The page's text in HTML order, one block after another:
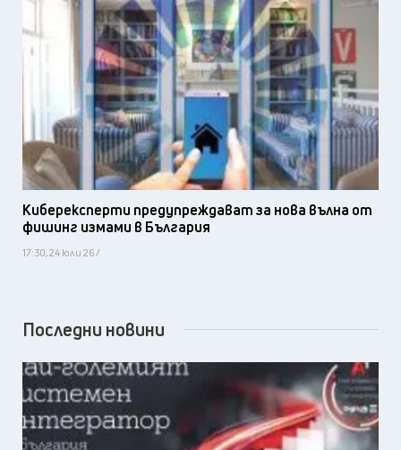
Киберексперти предупреждават за нова вълна от
фишинг измами в България
17:30, 24 юли 26 /
Последни новини